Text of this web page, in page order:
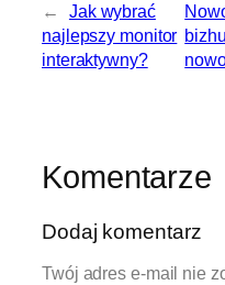
←
Jak wybrać
najlepszy monitor
interaktywny?
Komentarze
Dodaj komentarz
Twój adres e-mail nie